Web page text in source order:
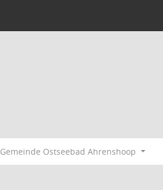
Gemeinde Ostseebad Ahrenshoop